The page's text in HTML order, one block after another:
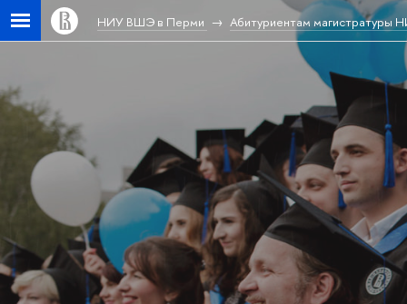
НИУ ВШЭ в Перми Абитуриентам